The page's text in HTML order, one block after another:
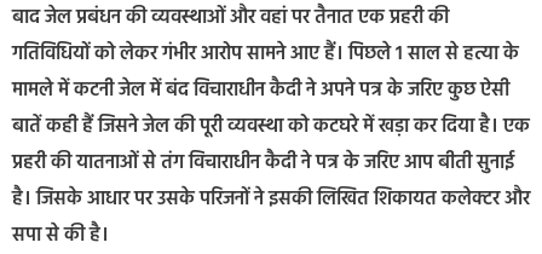
बाद जेल प्रबंधन की व्यवस्थाओं और वहां पर तैनात एक प्रहरी की
गतिविधियों को लेकर गंभीर आरोप सामने आए हैं। पिछले 1 साल से हत्या के
मामले में कटनी जेल में बंद विचाराधीन कैदी ने अपने पत्र के जरिए कुछ ऐसी
बातें कही हैं जिसने जेल की पूरी व्यवस्था को कटघरे में खड़ा कर दिया है। एक
प्रहरी की यातनाओं से तंग विचाराधीन कैदी ने पत्र के जरिए आप बीती सुनाई
है। जिसके आधार पर उसके परिजनों ने इसकी लिखित शिकायत कलेक्टर और
सपा से की है।